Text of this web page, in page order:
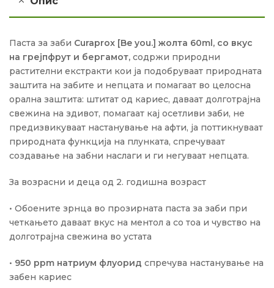
Паста за заби Curaprox [Be you.] жолта 60ml, со вкус
на грејпфрут и бергамот, содржи природни
растителни екстракти кои ја подобруваат природната
заштита на забите и непцата и помагаат во целосна
орална заштита: штитат од кариес, даваат долготрајна
свежина на здивот, помагаат кај осетливи заби, не
предизвикуваат настанување на афти, ја поттикнуваат
природната функција на плунката, спречуваат
создавање на забни наслаги и ги негуваат непцата.
За возрасни и деца од 2. годишна возраст
• Обоените зрнца во прозирната паста за заби при
четкањето даваат вкус на ментол а со тоа и чувство на
долготрајна свежина во устата
• 950 ppm натриум флуорид спречува настанување на
забен кариес